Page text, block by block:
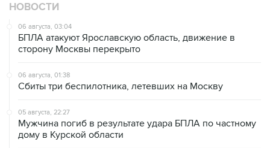
НОВОСТИ
06 августа, 03:04
БПЛА атакуют Ярославскую область, движение в
сторону Москвы перекрыто
06 августа, 01:38
Сбиты три беспилотника, летевших на Москву
05 августа, 22:27
Мужчина погиб в результате удара БПЛА по частному
дому в Курской области